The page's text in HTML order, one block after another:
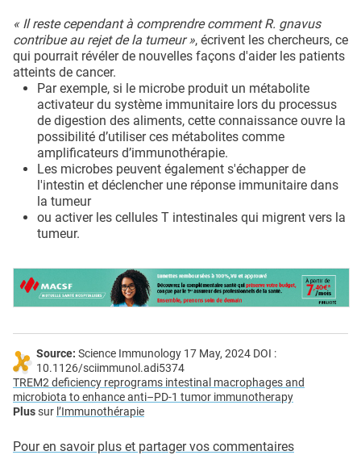
« Il reste cependant à comprendre comment R. gnavus
contribue au rejet de la tumeur », écrivent les chercheurs, ce
qui pourrait révéler de nouvelles façons d'aider les patients
atteints de cancer.
Par exemple, si le microbe produit un métabolite
activateur du système immunitaire lors du processus
de digestion des aliments, cette connaissance ouvre la
possibilité d’utiliser ces métabolites comme
amplificateurs d’immunothérapie.
Les microbes peuvent également s'échapper de
l'intestin et déclencher une réponse immunitaire dans
la tumeur
ou activer les cellules T intestinales qui migrent vers la
tumeur.
Source: Science Immunology 17 May, 2024 DOI :
10.1126/sciimmunol.adi5374
TREM2 deficiency reprograms intestinal macrophages and
microbiota to enhance anti–PD-1 tumor immunotherapy
Plussur l’Immunothérapie
Pour en savoir plus et partager vos commentaires